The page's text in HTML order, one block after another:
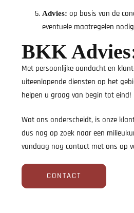
Advies: op basis van de
eventuele maatregelen
BKK
Met persoonlijke aandacht en
uiteenlopende diensten op het
helpen u graag van begin tot eind!
Wat ons onderscheidt, is onze
dus nog op zoek naar een
vandaag nog contact met ons op
CONTACT